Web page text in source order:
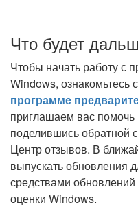
Что будет
Чтобы начать работу с
Windows, ознакомьтесь с
программе
приглашаем вас помочь
поделившись обратной
Центр отзывов. В
выпускать обновления
средствами
оценки Windows.